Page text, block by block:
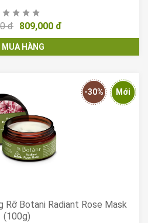
đ 809,000 đ
MUA HÀNG
Rỡ Botani Radiant Rose Mask
(100g)
-30% Mới